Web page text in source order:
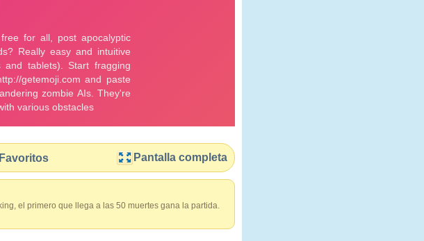
Pantalla completa
el primero que llega a las 50 muertes gana la partida.